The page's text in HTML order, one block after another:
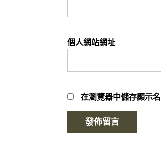
個人網站網址
在瀏覽器中儲存顯示